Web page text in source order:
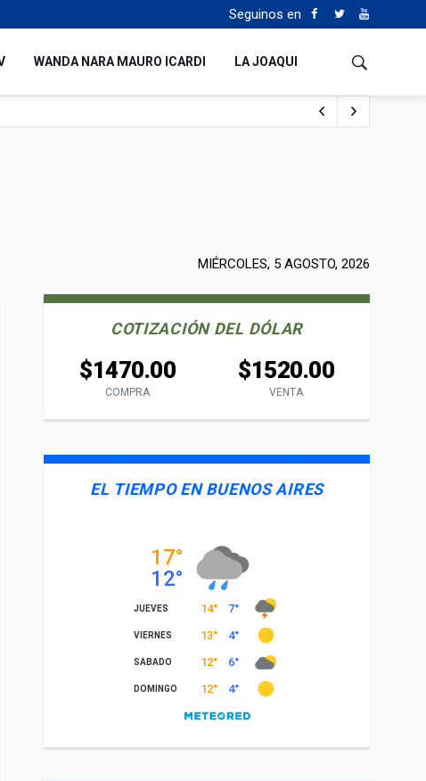
Seguinos en
WANDA NARA MAURO ICARDI LA JOAQUI
Milei y Lula da Silva
MIÉRCOLES, 5 AGOSTO, 2026
COTIZACIÓN DEL DÓLAR
$1470.00
COMPRA
$1520.00
VENTA
EL TIEMPO EN BUENOS AIRES